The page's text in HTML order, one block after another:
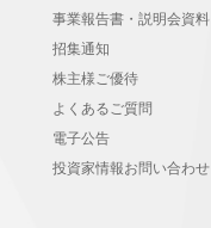
事業報告書・説明会資料
招集通知
株主様ご優待
よくあるご質問
電子公告
投資家情報お問い合わせ